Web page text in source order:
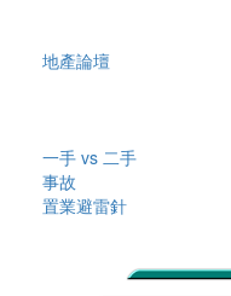
地產論壇
一手 vs 二手
事故
置業避雷針